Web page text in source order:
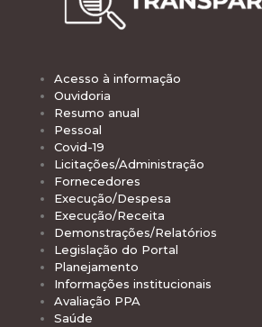
Acesso à informação
Ouvidoria
Resumo anual
Pessoal
Covid-19
Licitações/Administração
Fornecedores
Execução/Despesa
Execução/Receita
Demonstrações/Relatórios
Legislação do Portal
Planejamento
Informações institucionais
Avaliação PPA
Saúde